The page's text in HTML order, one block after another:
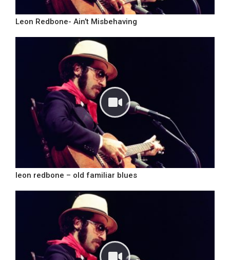
Leon Redbone- Ain’t Misbehaving
leon redbone – old familiar blues